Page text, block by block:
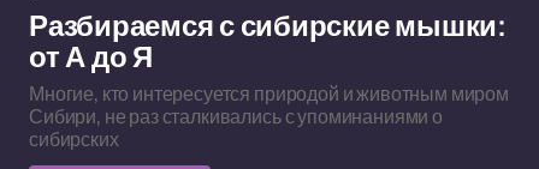
Разбираемся с сибирские мышки:
от А до Я
Многие, кто интересуется природой и животным миром
Сибири, не раз сталкивались с упоминаниями о
сибирских